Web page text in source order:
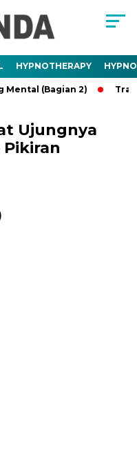
HYPNOTHERAPY
(Bagian 2) Trauma
Ujungnya
Pikiran